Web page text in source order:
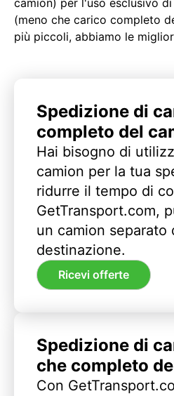
(meno che carico completo
più piccoli, abbiamo le
Spedizione di
completo del
Hai bisogno di
camion per la tua
ridurre il tempo di
GetTransport.com,
un camion separato
destinazione.
Ricevi offerte
Spedizione di
che completo
Con